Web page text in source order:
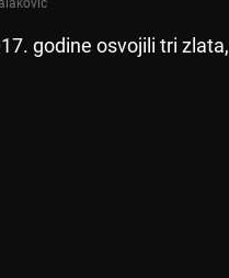
godine osvojili tri zlata,